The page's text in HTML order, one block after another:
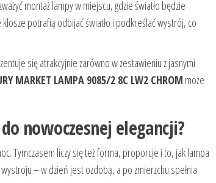
montaż lampy w miejscu, gdzie światło będzie
potrafią odbijać światło i podkreślać wystrój, co
się atrakcyjnie zarówno w zestawieniu z jasnymi
MARKET LAMPA 9085/2 8C LW2 CHROM może
nowoczesnej elegancji?
Tymczasem liczy się też forma, proporcje i to, jak lampa
– w dzień jest ozdobą, a po zmierzchu spełnia